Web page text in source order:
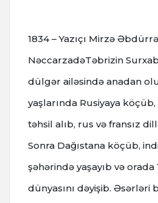
1834 – Yazıçı Mirzə
NəccarzadəTəbrizin
dülgər ailəsində anadan
yaşlarında Rusiyaya
təhsil alıb, rus və fransız
Sonra Dağıstana köçüb,
şəhərində yaşayıb və orada
dünyasını dəyişib. Əsərləri